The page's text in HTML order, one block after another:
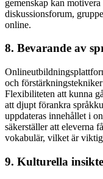
gemenskap kan
diskussionsforum,
online.
8. Bevarande av
och
Flexibiliteten att kunna
att djupt förankra
uppdateras innehållet i
säkerställer att eleverna
vokabulär, vilket är
9. Kulturella